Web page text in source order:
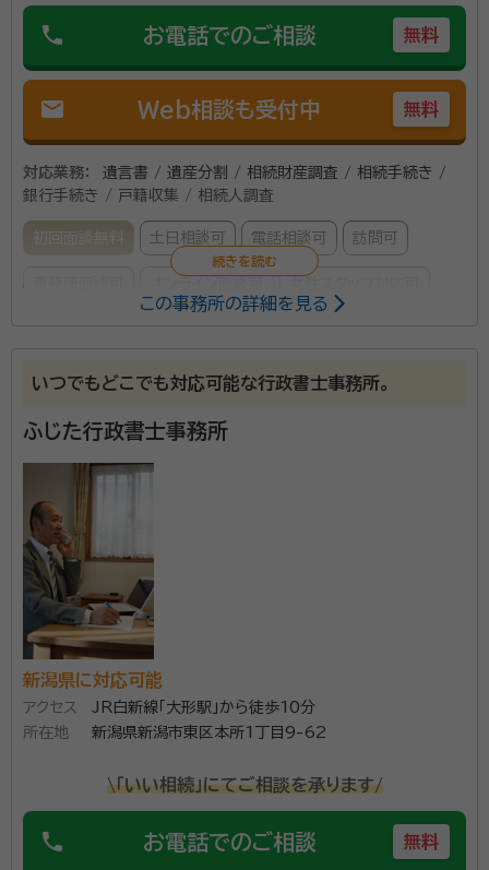
phone お電話でのご相談 無料
mail Web相談も受付中 無料
対応業務：
遺言書 / 遺産分割 / 相続財産調査 / 相続手続き /
銀行手続き / 戸籍収集 / 相続人調査
初回面談無料 土日相談可 電話相談可 訪問可
伊藤 健太郎
行政書士
庁
相続の手続きを熟知したスタッフが丁寧に対応いたしま
す。お気軽にご相談ください。
資格等：行政書士
所属団体： 新潟県行政書士会
この事務所の詳細を見る
いつでもどこでも対応可能な行政書士事務所。
ふじた行政書士事務所
新潟県に対応可能
アクセス
JR白新線「大形駅」から徒歩10分
所在地
新潟県新潟市東区本所1丁目9-62
\「いい相続」にてご相談を承ります/
phone お電話でのご相談 無料